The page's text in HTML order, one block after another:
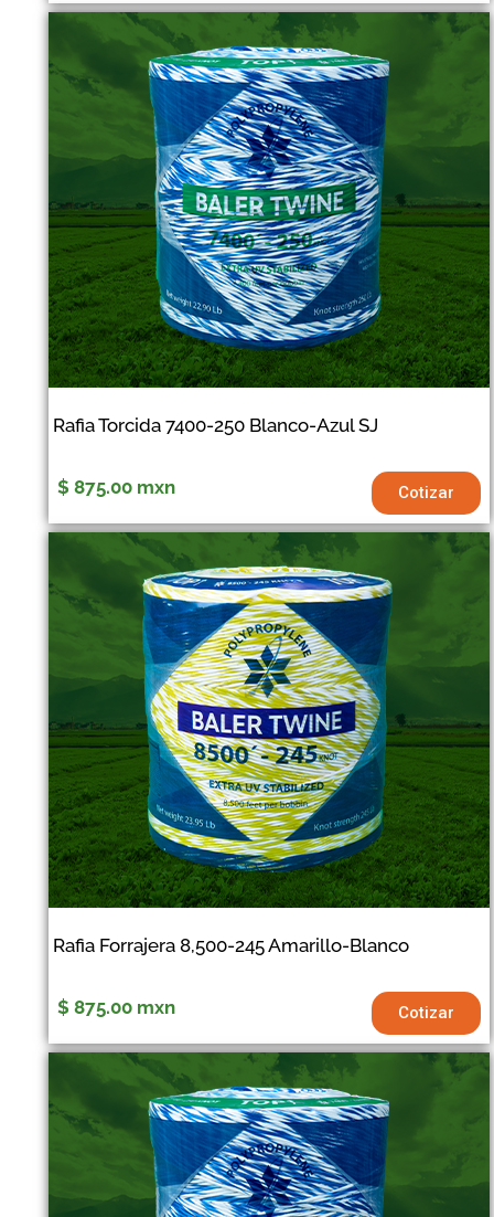
Rafia Torcida 7400-250 Blanco-Azul SJ
$ 875.00 mxn Cotizar
Rafia Forrajera 8,500-245 Amarillo-Blanco
$ 875.00 mxn Cotizar